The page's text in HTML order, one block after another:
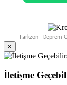
Parkzon - Deprem
×
İletişme